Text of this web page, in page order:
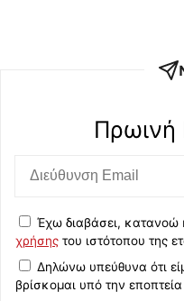
Πρωινή
Έχω διαβάσει, κατανοώ
χρήσης του ιστότοπου της
Δηλώνω υπεύθυνα ότι
βρίσκομαι υπό την